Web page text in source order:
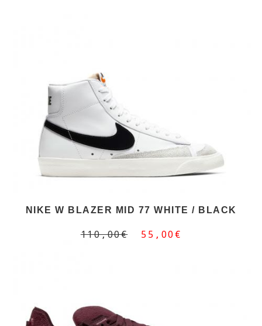
NIKE W BLAZER MID 77 WHITE / BLACK
110,00€ 55,00€